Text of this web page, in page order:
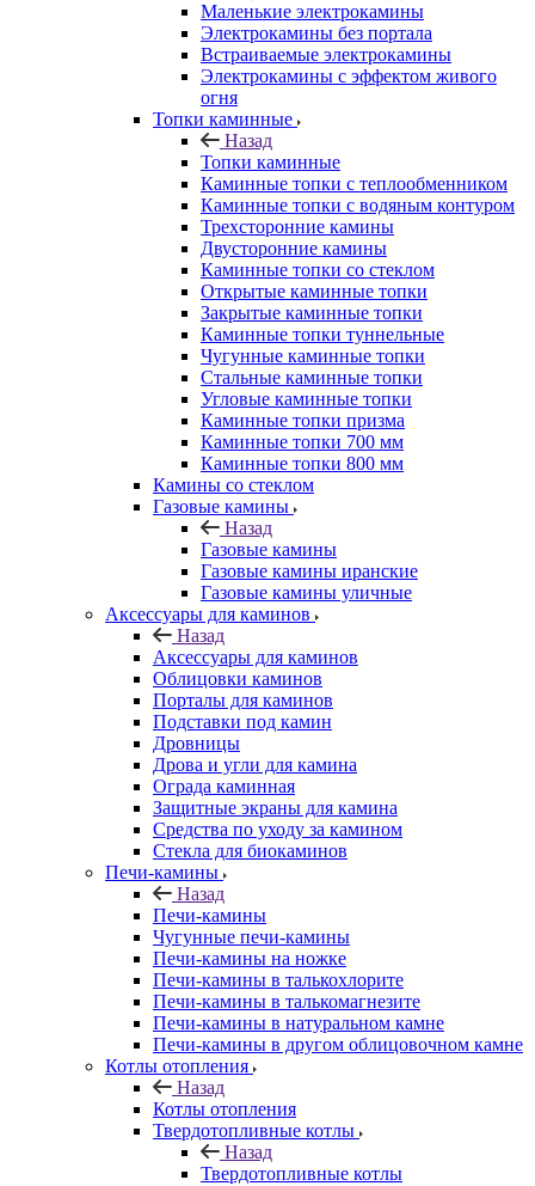
Маленькие электрокамины
Электрокамины без портала
Встраиваемые электрокамины
Электрокамины с эффектом живого
огня
Топки каминные
Назад
Топки каминные
Каминные топки с теплообменником
Каминные топки с водяным контуром
Трехсторонние камины
Двусторонние камины
Каминные топки со стеклом
Открытые каминные топки
Закрытые каминные топки
Каминные топки туннельные
Чугунные каминные топки
Стальные каминные топки
Угловые каминные топки
Каминные топки призма
Каминные топки 700 мм
Каминные топки 800 мм
Камины со стеклом
Газовые камины
Назад
Газовые камины
Газовые камины иранские
Газовые камины уличные
Аксессуары для каминов
Назад
Аксессуары для каминов
Облицовки каминов
Порталы для каминов
Подставки под камин
Дровницы
Дрова и угли для камина
Ограда каминная
Защитные экраны для камина
Средства по уходу за камином
Стекла для биокаминов
Печи-камины
Назад
Печи-камины
Чугунные печи-камины
Печи-камины на ножке
Печи-камины в талькохлорите
Печи-камины в талькомагнезите
Печи-камины в натуральном камне
Печи-камины в другом облицовочном камне
Котлы отопления
Назад
Котлы отопления
Твердотопливные котлы
Назад
Твердотопливные котлы